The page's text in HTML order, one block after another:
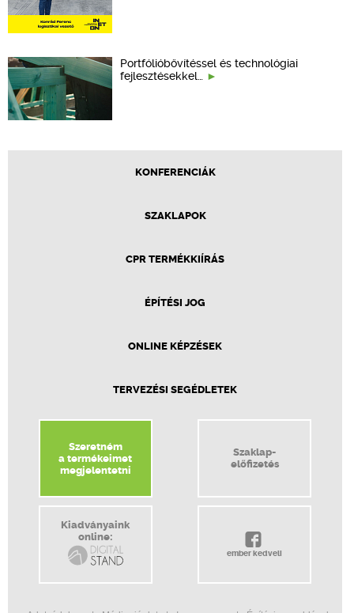
Portfólióbővítéssel és technológiai
fejlesztésekkel…
KONFERENCIÁK
SZAKLAPOK
CPR TERMÉKKIÍRÁS
ÉPÍTÉSI JOG
ONLINE KÉPZÉSEK
TERVEZÉSI SEGÉDLETEK
Szeretném
a termékeimet
megjelentetni
Szaklap-
előfizetés
Kiadványaink
online:
ember kedveli